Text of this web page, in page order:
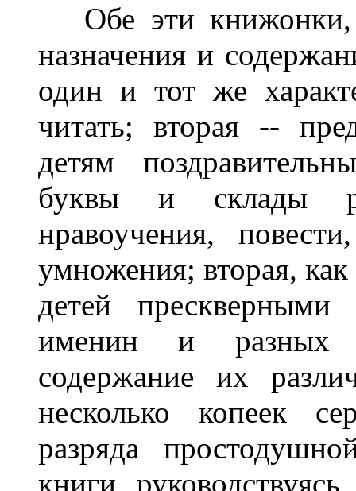
Обе эти книжонки,
назначения и
один и тот же
читать; вторая --
детям
буквы и склады
нравоучения,
умножения; вторая,
детей
именин и разных
содержание их
несколько копеек
разряда
книги,